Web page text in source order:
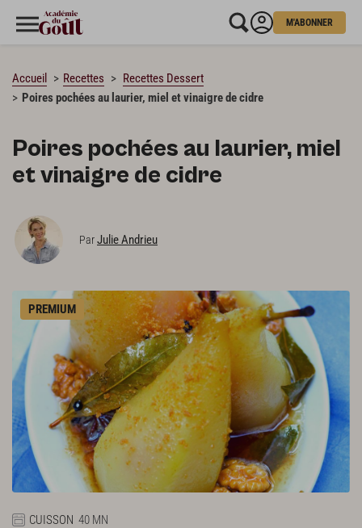
M'ABONNER
Accueil Recettes
Recettes Dessert
Poires pochées au laurier, miel et vinaigre de cidre
Poires pochées au laurier, miel
et vinaigre de cidre
ParJulie Andrieu
PREMIUM
CUISSON 40 MN
CHARGEMENT…